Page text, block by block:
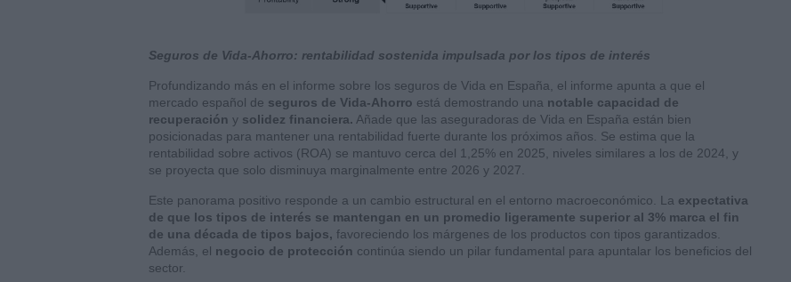
Seguros de Vida-Ahorro: rentabilidad sostenida impulsada por los tipos de interés
Profundizando más en el informe sobre los seguros de Vida en España, el informe apunta a que el
mercado español de seguros de Vida-Ahorro está demostrando una notable capacidad de
recuperación y solidez financiera. Añade que las aseguradoras de Vida en España están bien
posicionadas para mantener una rentabilidad fuerte durante los próximos años. Se estima que la
rentabilidad sobre activos (ROA) se mantuvo cerca del 1,25% en 2025, niveles similares a los de 2024, y
se proyecta que solo disminuya marginalmente entre 2026 y 2027.
Este panorama positivo responde a un cambio estructural en el entorno macroeconómico. La expectativa
de que los tipos de interés se mantengan en un promedio ligeramente superior al 3% marca el fin
de una década de tipos bajos, favoreciendo los márgenes de los productos con tipos garantizados.
Además, el negocio de protección continúa siendo un pilar fundamental para apuntalar los beneficios del
sector.